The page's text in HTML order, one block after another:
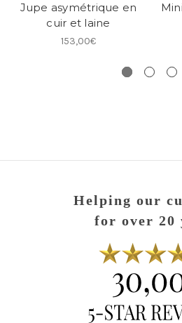
Jupe asymétrique en
cuir et laine
153,00€
Helping our
for over 20